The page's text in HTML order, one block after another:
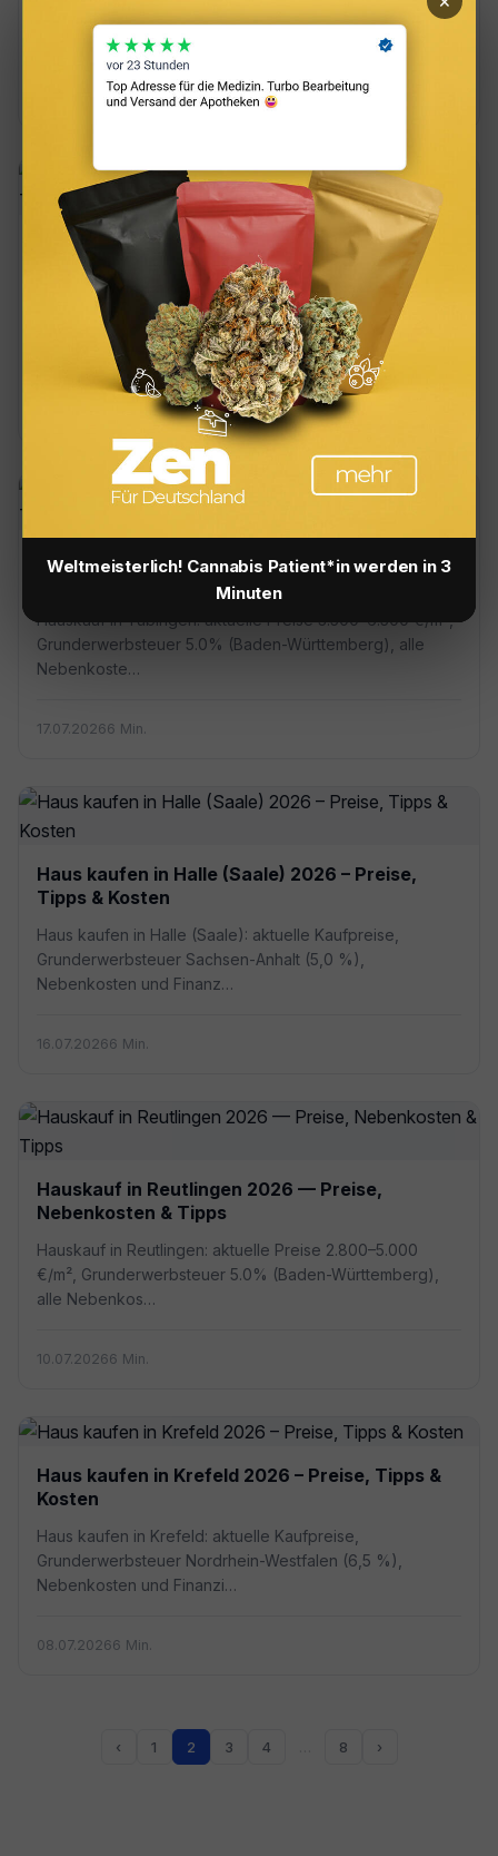
Grunderwerbsteuer 3.5% (Bayern), alle Nebenkosten
und Finan…
03.08.20266 Min.
Hauskauf in Erlangen 2026 — Preise,
Nebenkosten & Tipps
Hauskauf in Erlangen: aktuelle Preise 3.500–6.000 €/m²,
Grunderwerbsteuer 3.5% (Bayern), alle Nebenkosten
und Finan…
Hauskauf in Tübingen 2026 — Preise,
Nebenkosten & Tipps
Hauskauf in Tübingen: aktuelle Preise 3.500–6.500 €/m²,
Grunderwerbsteuer 5.0% (Baden-Württemberg), alle
Nebenkoste…
17.07.20266 Min.
Haus kaufen in Halle (Saale) 2026 – Preise,
Tipps & Kosten
Haus kaufen in Halle (Saale): aktuelle Kaufpreise,
Grunderwerbsteuer Sachsen-Anhalt (5,0 %),
Nebenkosten und Finanz…
16.07.20266 Min.
Hauskauf in Reutlingen 2026 — Preise,
Nebenkosten & Tipps
Hauskauf in Reutlingen: aktuelle Preise 2.800–5.000
€/m², Grunderwerbsteuer 5.0% (Baden-Württemberg),
alle Nebenkos…
10.07.20266 Min.
Haus kaufen in Krefeld 2026 – Preise, Tipps &
Kosten
Haus kaufen in Krefeld: aktuelle Kaufpreise,
Grunderwerbsteuer Nordrhein-Westfalen (6,5 %),
Nebenkosten und Finanzi…
08.07.20266 Min.
‹ 1 2 3 4 8 ›
Weltmeisterlich! Cannabis Patient*in werden in 3
Minuten